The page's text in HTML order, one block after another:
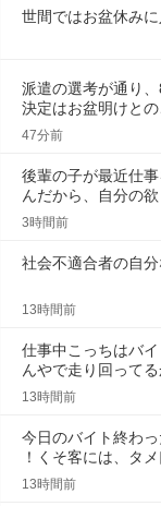
世間ではお盆休み
派遣の選考が通り
決定はお盆明けと
47分前
後輩の子が最近仕
んだから、自分の
3時間前
社会不適合者の自
13時間前
仕事中こっちはバ
んやで走り回って
13時間前
今日のバイト終わ
！くそ客には、タ
13時間前